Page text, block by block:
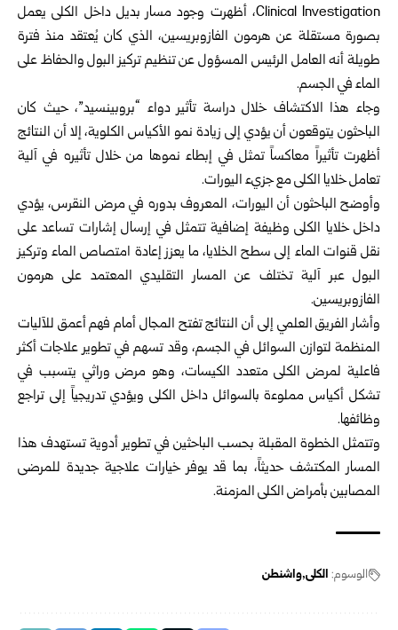
Clinical Investigation، أظهرت وجود مسار بديل داخل الكلى يعمل
بصورة مستقلة عن هرمون الفازوبريسين، الذي كان يُعتقد منذ فترة
طويلة أنه العامل الرئيس المسؤول عن تنظيم تركيز البول والحفاظ على
الماء في الجسم.
وجاء هذا الاكتشاف خلال دراسة تأثير دواء “بروبينسيد”، حيث كان
الباحثون يتوقعون أن يؤدي إلى زيادة نمو الأكياس الكلوية، إلا أن النتائج
أظهرت تأثيراً معاكساً تمثل في إبطاء نموها من خلال تأثيره في آلية
تعامل خلايا الكلى مع جزيء اليورات.
وأوضح الباحثون أن اليورات، المعروف بدوره في مرض النقرس، يؤدي
داخل خلايا الكلى وظيفة إضافية تتمثل في إرسال إشارات تساعد على
نقل قنوات الماء إلى سطح الخلايا، ما يعزز إعادة امتصاص الماء وتركيز
البول عبر آلية تختلف عن المسار التقليدي المعتمد على هرمون
الفازوبريسين.
وأشار الفريق العلمي إلى أن النتائج تفتح المجال أمام فهم أعمق للآليات
المنظمة لتوازن السوائل في الجسم، وقد تسهم في تطوير علاجات أكثر
فاعلية لمرض الكلى متعدد الكيسات، وهو مرض وراثي يتسبب في
تشكل أكياس مملوءة بالسوائل داخل الكلى ويؤدي تدريجياً إلى تراجع
وظائفها.
وتتمثل الخطوة المقبلة بحسب الباحثين في تطوير أدوية تستهدف هذا
المسار المكتشف حديثاً، بما قد يوفر خيارات علاجية جديدة للمرضى
المصابين بأمراض الكلى المزمنة.
الوسوم: الكلى واشنطن